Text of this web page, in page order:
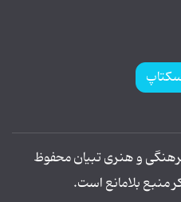
و هنری تبیان محفوظ
منبع بلامانع است.